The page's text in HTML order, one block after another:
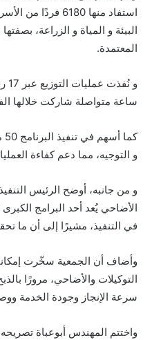
استفاد منها
البيئة و المياة و الزراعة،
المعتمدة.
ساعة متواصلة شاركت خلالها
و التوجيه، مما دعم كفاءة
و من جانبه، أوضح الرئيس
الأضاحي يُعد أحد البرامج
في التنفيذ، مشيرًا إلى أن ما
وأضاف أن الجمعية سخّرت
التوكيلات والأضاحي، مرورًا
سرعة الإنجاز وجودة الخدمة
واختتم المهندس أبوعباة